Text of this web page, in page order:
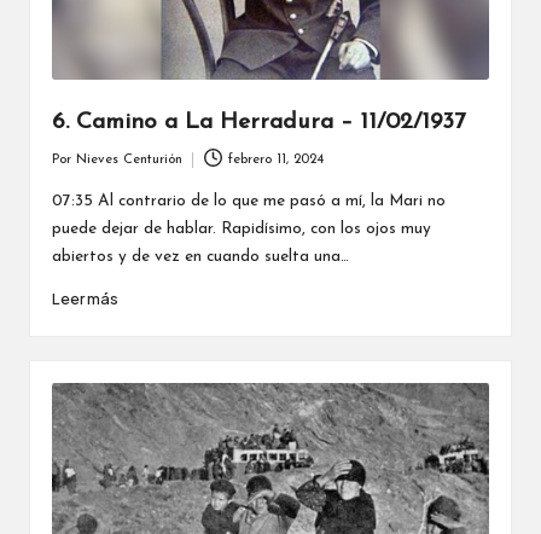
6. Camino a La Herradura – 11/02/1937
por
Por Nieves Centurión febrero 11, 2024
07:35 Al contrario de lo que me pasó a mí, la Mari no
puede dejar de hablar. Rapidísimo, con los ojos muy
abiertos y de vez en cuando suelta una…
Leer más